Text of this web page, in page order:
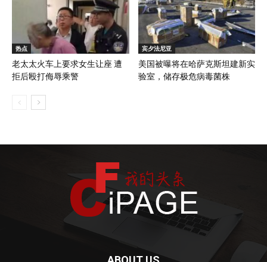
热点
老太太火车上要求女生让座 遭
拒后殴打侮辱乘警
宾夕法尼亚
美国被曝将在哈萨克斯坦建新实
验室，储存极危病毒菌株